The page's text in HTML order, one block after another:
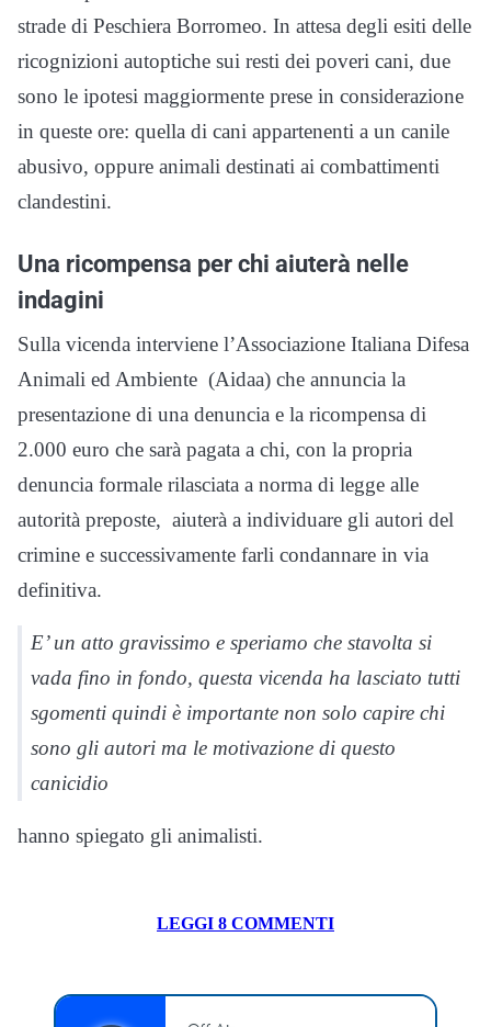
strade di Peschiera Borromeo. In attesa degli esiti delle
ricognizioni autoptiche sui resti dei poveri cani, due
sono le ipotesi maggiormente prese in considerazione
in queste ore: quella di cani appartenenti a un canile
abusivo, oppure animali destinati ai combattimenti
clandestini.
Una ricompensa per chi aiuterà nelle
indagini
Sulla vicenda interviene l’Associazione Italiana Difesa
Animali ed Ambiente (Aidaa) che annuncia la
presentazione di una denuncia e la ricompensa di
2.000 euro che sarà pagata a chi, con la propria
denuncia formale rilasciata a norma di legge alle
autorità preposte, aiuterà a individuare gli autori del
crimine e successivamente farli condannare in via
definitiva.
E’ un atto gravissimo e speriamo che stavolta si
vada fino in fondo, questa vicenda ha lasciato tutti
sgomenti quindi è importante non solo capire chi
sono gli autori ma le motivazione di questo
canicidio
hanno spiegato gli animalisti.
LEGGI 8 COMMENTI